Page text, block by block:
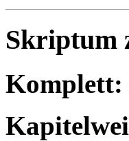
Skriptum
Komplett: